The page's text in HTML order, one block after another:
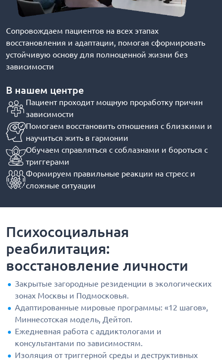
Сопровождаем пациентов на всех этапах
восстановления и адаптации, помогая сформировать
устойчивую основу для полноценной жизни без
зависимости
В нашем центре
Пациент проходит мощную проработку причин
зависимости
Помогаем восстановить отношения с близкими и
научиться жить в гармонии
Обучаем справляться с соблазнами и бороться с
триггерами
Формируем правильные реакции на стресс и
сложные ситуации
Психосоциальная
реабилитация:
восстановление личности
Закрытые загородные резиденции в экологических
зонах Москвы и Подмосковья.
Адаптированные мировые программы: «12 шагов»,
Миннесотская модель, Дейтоп.
Ежедневная работа с аддиктологами и
консультантами по зависимостям.
Изоляция от триггерной среды и деструктивных